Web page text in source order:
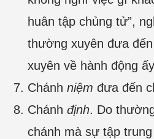
huân tập chủng tử”,
thường xuyên đưa
xuyên về hành động
Chánh niệm đưa đến
Chánh định. Do
chánh mà sự tập